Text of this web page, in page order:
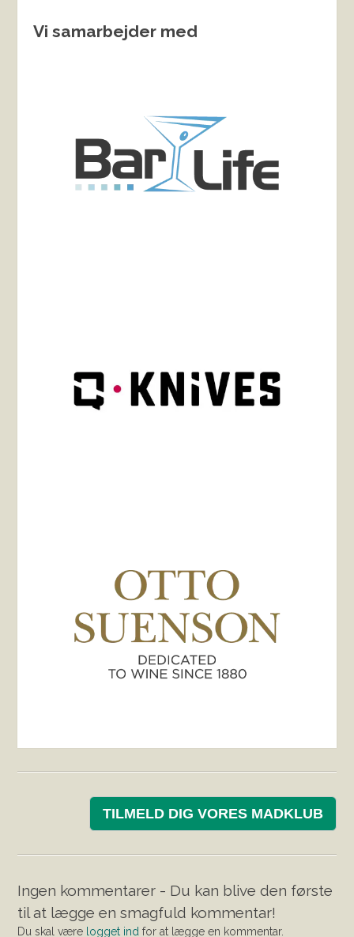
Vi samarbejder med
TILMELD DIG VORES MADKLUB
Ingen kommentarer - Du kan blive den første
til at lægge en smagfuld kommentar!
Du skal være logget ind for at lægge en kommentar.